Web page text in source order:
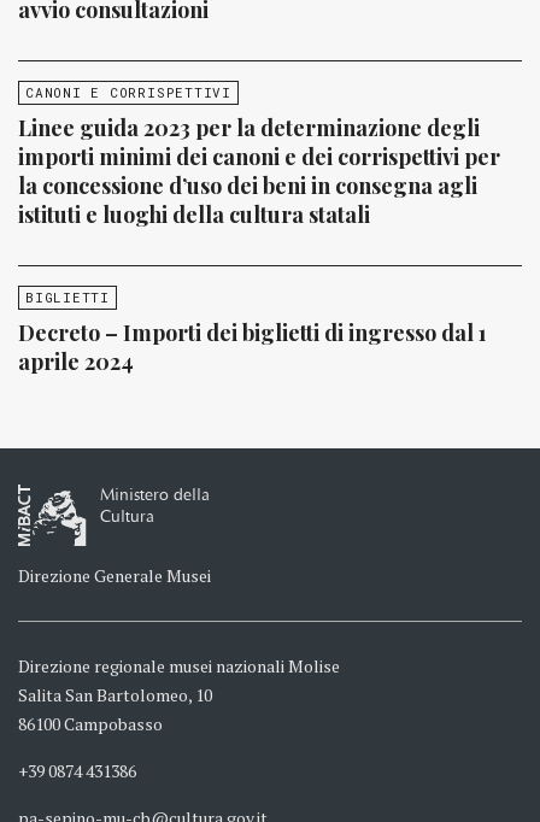
avvio consultazioni
CANONI E CORRISPETTIVI
Linee guida 2023 per la determinazione degli
importi minimi dei canoni e dei corrispettivi per
la concessione d’uso dei beni in consegna agli
istituti e luoghi della cultura statali
BIGLIETTI
Decreto – Importi dei biglietti di ingresso dal 1
aprile 2024
Ministero della
Cultura
Direzione Generale Musei
Direzione regionale musei nazionali Molise
Salita San Bartolomeo, 10
86100 Campobasso
+39 0874 431386